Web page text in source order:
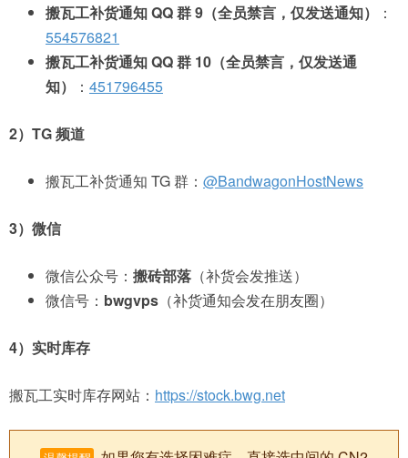
搬瓦工补货通知 QQ 群 9（全员禁言，仅发送通知）
：
554576821
搬瓦工补货通知 QQ 群 10（全员禁言，仅发送通
知）
： 451796455
2）TG 频道
搬瓦工补货通知 TG 群： @BandwagonHostNews
3）微信
微信公众号： 搬砖部落 （补货会发推送）
微信号： bwgvps （补货通知会发在朋友圈）
4）实时库存
搬瓦工实时库存网站： https://stock.bwg.net